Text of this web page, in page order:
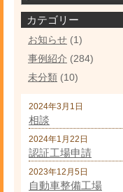
カテゴリー
お知らせ (1)
事例紹介 (284)
未分類 (10)
2024年3月1日
相談
2024年1月22日
認証工場申請
2023年12月5日
自動車整備工場